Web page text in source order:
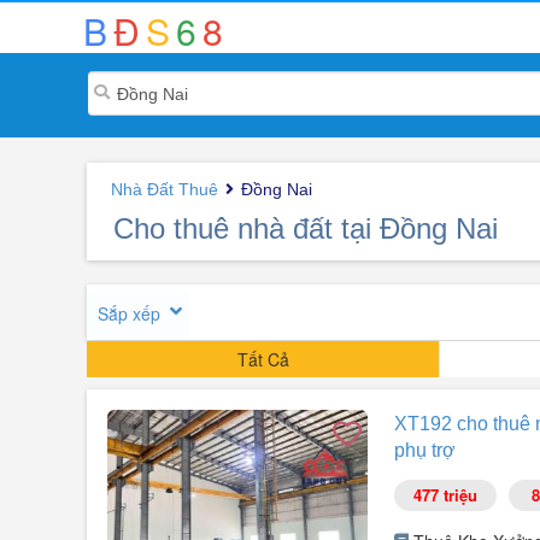
BĐS68
Nhà Đất Thuê Đồng Nai
Cho thuê nhà đất tại Đồng Nai
Sắp xếp
Tất Cả
XT192 cho thuê
phụ trợ
477 triệu